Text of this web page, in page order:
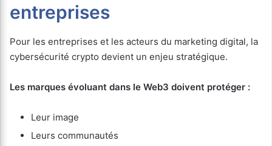
entreprises
Pour les entreprises et les acteurs du marketing digital, la
cybersécurité crypto devient un enjeu stratégique.
Les marques évoluant dans le Web3 doivent protéger :
Leur image
Leurs communautés